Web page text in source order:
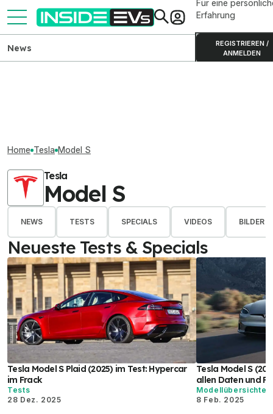
Für eine
Erfahrung
REGISTRIEREN /
ANMELDEN
News
Home Tesla Model S
Tesla
Model S
NEWS TESTS SPECIALS VIDEOS BILDER
Neueste Tests & Specials
Tesla Model S Plaid (2025) im Test: Hypercar
im Frack
Tests
28 Dez. 2025
Tesla Model S
allen Daten und
Modellübersichten
8 Feb. 2025